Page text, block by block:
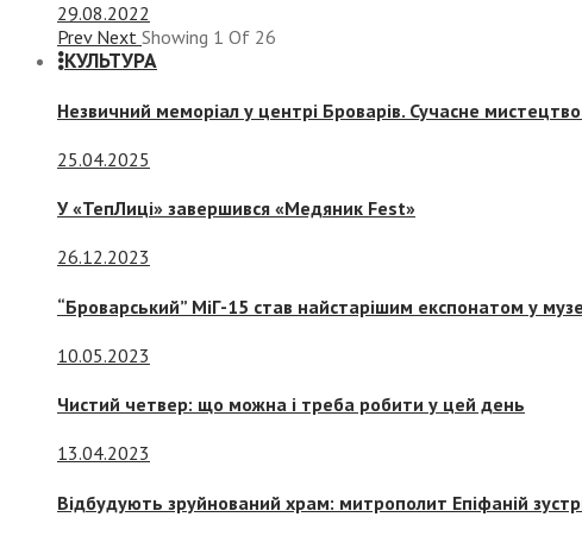
29.08.2022
Prev Next Showing 1 Of 26
КУЛЬТУРА
Незвичний меморіал у центрі Броварів. Сучасне
25.04.2025
У «ТепЛиці» завершився «Медяник Fest»
26.12.2023
“Броварський” МіГ-15 став найстарішим експонатом у
10.05.2023
Чистий четвер: що можна і треба робити у цей день
13.04.2023
Відбудують зруйнований храм: митрополит Епіфаній